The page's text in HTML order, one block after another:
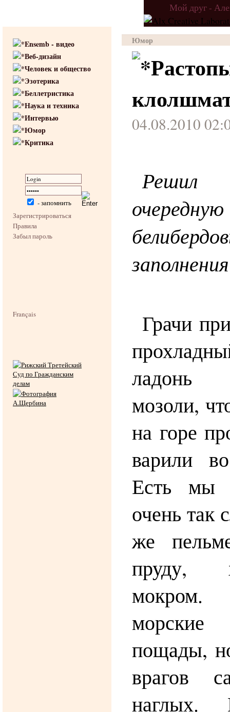
Мой друг -
Ensemb - видео
Веб-дизайн
Человек и общество
Эзотерика
Беллетристика
Наука и техника
Интервью
Юмор
Критика
- запомнить
Зарегистрироваться
Правила
Забыл пароль
Français
Юмор
04.08.2010
Решил
Грачи
ладонь
мозоли,
на горе
варили
Есть мы
очень так
же
пруду,
пощады,
врагов